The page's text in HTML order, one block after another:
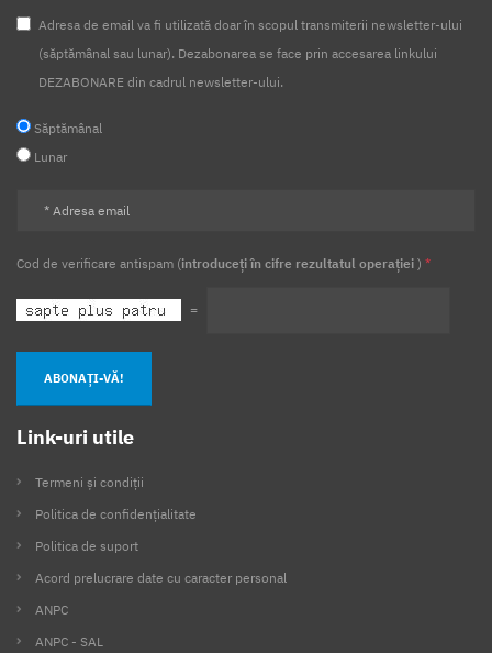
Adresa de email va fi utilizată doar în scopul transmiterii newsletter-ului
(săptămânal sau lunar). Dezabonarea se face prin accesarea linkului
DEZABONARE din cadrul newsletter-ului.
Săptămânal
Lunar
Cod de verificare antispam (introduceți în cifre rezultatul operației ) *
=
ABONAȚI-VĂ!
Link-uri utile
Termeni și condiții
Politica de confidențialitate
Politica de suport
Acord prelucrare date cu caracter personal
ANPC
ANPC - SAL